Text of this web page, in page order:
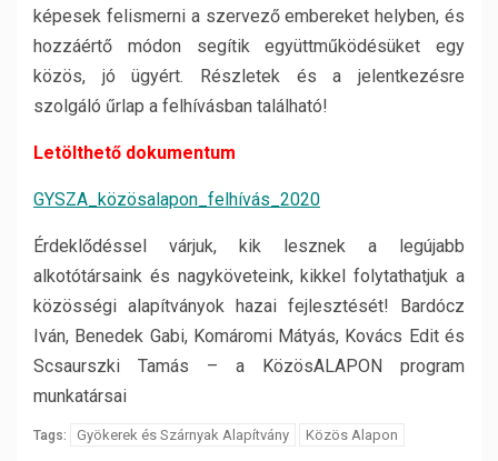
képesek felismerni a szervező embereket helyben, és
hozzáértő módon segítik együttműködésüket egy
közös, jó ügyért. Részletek és a jelentkezésre
szolgáló űrlap a felhívásban található!
Letölthető dokumentum
GYSZA_közösalapon_felhívás_2020
Érdeklődéssel várjuk, kik lesznek a legújabb
alkotótársaink és nagyköveteink, kikkel folytathatjuk a
közösségi alapítványok hazai fejlesztését! Bardócz
Iván, Benedek Gabi, Komáromi Mátyás, Kovács Edit és
Scsaurszki Tamás – a KözösALAPON program
munkatársai
Tags: Gyökerek és Szárnyak Alapítvány Közös Alapon